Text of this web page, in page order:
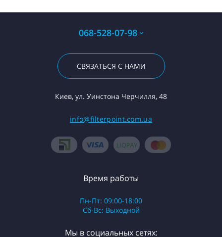
068-528-07-98
СВЯЗАТЬСЯ С НАМИ
Киев, ул. Уинстона Черчилля, 48
info@filterpoint.com.ua
Время работы
Пн-Пт: 09:00-18:00
Сб-Вс: Выходной
Мы в социальных сетях: